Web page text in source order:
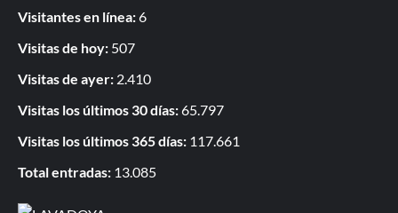
Visitantes en línea:6
Visitas de hoy: 507
Visitas de ayer: 2.410
Visitas los últimos 30 días:65.797
Visitas los últimos 365 días: 117.661
Total entradas: 13.085